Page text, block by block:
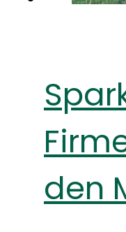
den